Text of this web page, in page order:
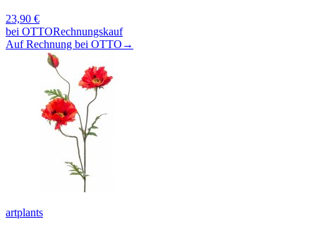
23,90 €
bei OTTORechnungskauf
Auf Rechnung bei OTTO →
artplants